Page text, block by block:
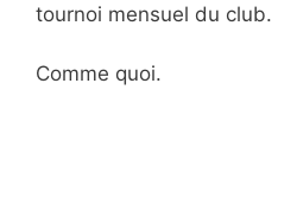
tournoi mensuel du club.
Comme quoi.